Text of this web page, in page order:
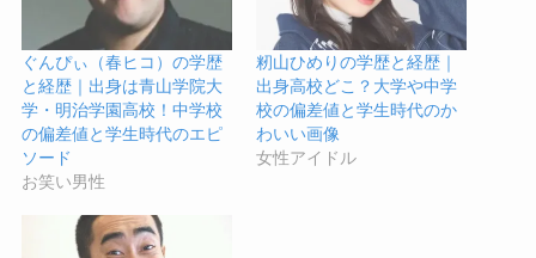
ぐんぴぃ（春ヒコ）の学歴
と経歴｜出身は青山学院大
学・明治学園高校！中学校
の偏差値と学生時代のエピ
ソード
お笑い男性
籾山ひめりの学歴と経歴｜
出身高校どこ？大学や中学
校の偏差値と学生時代のか
わいい画像
女性アイドル